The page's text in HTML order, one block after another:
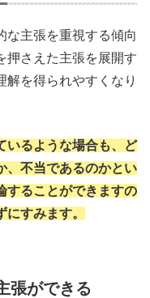
な主張を重視する傾向
押さえた主張を展開す
解を得られやすくなり
いるような場合も、ど
、不当であるのかとい
することができますの
すみます。
張ができる